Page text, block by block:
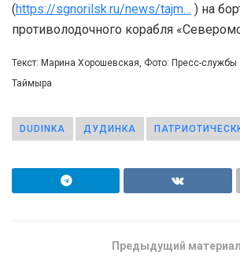
(https://sgnorilsk.ru/news/tajm… ) на
противолодочного корабля
Текст: Марина Хорошевская, Фото: Пресс-службы
Таймыра
DUDINKA ДУДИНКА
Предыдущий материал